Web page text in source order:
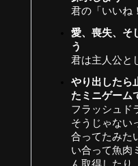
君の「いいね
愛、喪失、そ
君は主人公と
やり出したら
たミニゲーム
フラッシュド
そうじゃない
合ってたみた
い合って魚肉